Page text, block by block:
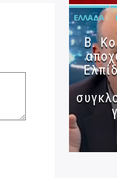
ΕΛΛΆΔΑ
Β.